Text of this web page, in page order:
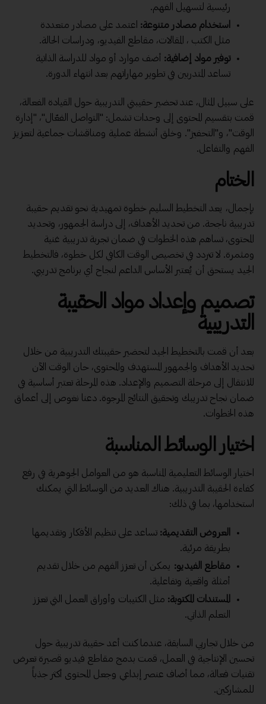
رئيسية لتسهيل الفهم.
استخدام مصادر متنوعة: اعتمد على مصادر متعددة
مثل الكتب ، المقالات، مقاطع الفيديو، ودراسات الحالة.
توفير مواد إضافية: أضف موارد أو مواد للدراسة الذاتية
تساعد المتدربين في تطوير مهاراتهم بعد انتهاء الدورة.
على سبيل المثال، عند تحضير حقيبتي التدريبية حول القيادة الفعالة،
قمت بتقسيم المحتوى إلى وحدات تشمل: "التواصل الفعّال"، "إدارة
الوقت"، و"التحفيز". وخلق أنشطة عملية ومناقشات جماعية لتعزيز
الفهم والتفاعل.
الختام
بإجمال، يعد التخطيط السليم خطوة تمهيدية نحو تقديم حقيبة
تدريبية ناجحة. من تحديد الأهداف، إلى دراسة الجمهور، وتحديد
المحتوى، تساهم هذه الخطوات في ضمان تجربة تدريبية غنية
ومثمرة. لا تتردد في تخصيص الوقت الكافي لكل خطوة، فالتخطيط
الجيد يستحق أن يُعتبر الأساس الداعم لنجاح أي برنامج تدريبي.
تصميم وإعداد مواد الحقيبة
التدريبية
بعد أن قمت بالتخطيط الجيد لتحضير حقيبتك التدريبية من خلال
تحديد الأهداف والجمهور المستهدف والمحتوى، حان الوقت الآن
للانتقال إلى مرحلة التصميم والإعداد. هذه المرحلة تعتبر أساسية في
ضمان نجاح تدريبك وتحقيق النتائج المرجوة. دعنا نغوص إلى أعماق
هذه الخطوات.
اختيار الوسائط المناسبة
اختيار الوسائط التعليمية المناسبة هو من العوامل الجوهرية في رفع
كفاءة الحقيبة التدريبية. هناك العديد من الوسائط التي يمكنك
استخدامها، بما في ذلك:
العروض التقديمية: تساعد على تنظيم الأفكار وتقديمها
بطريقة مرئية.
مقاطع الفيديو: يمكن أن تعزز الفهم من خلال تقديم
أمثلة واقعية وتفاعلية.
المستندات المكتوبة: مثل الكتيبات وأوراق العمل التي تعزز
التعلم الذاتي.
من خلال تجاربي السابقة، عندما كنت أعد حقيبة تدريبية حول
تحسين الإنتاجية في العمل، قمت بدمج مقاطع فيديو قصيرة تعرض
تقنيات فعالة، مما أضاف عنصر إبداعي وجعل المحتوى أكثر جذباً
للمشاركين.